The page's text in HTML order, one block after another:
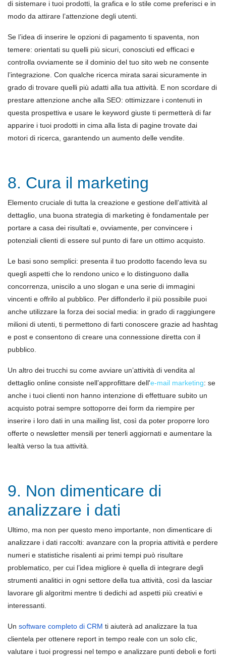
di sistemare i tuoi prodotti, la grafica e lo stile come preferisci e in
modo da attirare l’attenzione degli utenti.
Se l’idea di inserire le opzioni di pagamento ti spaventa, non
temere: orientati su quelli più sicuri, conosciuti ed efficaci e
controlla ovviamente se il dominio del tuo sito web ne consente
l’integrazione. Con qualche ricerca mirata sarai sicuramente in
grado di trovare quelli più adatti alla tua attività. E non scordare di
prestare attenzione anche alla SEO: ottimizzare i contenuti in
questa prospettiva e usare le keyword giuste ti permetterà di far
apparire i tuoi prodotti in cima alla lista di pagine trovate dai
motori di ricerca, garantendo un aumento delle vendite.
8. Cura il marketing
Elemento cruciale di tutta la creazione e gestione dell’attività al
dettaglio, una buona strategia di marketing è fondamentale per
portare a casa dei risultati e, ovviamente, per convincere i
potenziali clienti di essere sul punto di fare un ottimo acquisto.
Le basi sono semplici: presenta il tuo prodotto facendo leva su
quegli aspetti che lo rendono unico e lo distinguono dalla
concorrenza, uniscilo a uno slogan e una serie di immagini
vincenti e offrilo al pubblico. Per diffonderlo il più possibile puoi
anche utilizzare la forza dei social media: in grado di raggiungere
milioni di utenti, ti permettono di farti conoscere grazie ad hashtag
e post e consentono di creare una connessione diretta con il
pubblico.
Un altro dei trucchi su come avviare un’attività di vendita al
dettaglio online consiste nell’approfittare dell'e-mail marketing: se
anche i tuoi clienti non hanno intenzione di effettuare subito un
acquisto potrai sempre sottoporre dei form da riempire per
inserire i loro dati in una mailing list, così da poter proporre loro
offerte o newsletter mensili per tenerli aggiornati e aumentare la
lealtà verso la tua attività.
9. Non dimenticare di
analizzare i dati
Ultimo, ma non per questo meno importante, non dimenticare di
analizzare i dati raccolti: avanzare con la propria attività e perdere
numeri e statistiche risalenti ai primi tempi può risultare
problematico, per cui l’idea migliore è quella di integrare degli
strumenti analitici in ogni settore della tua attività, così da lasciar
lavorare gli algoritmi mentre ti dedichi ad aspetti più creativi e
interessanti.
Un software completo di CRM ti aiuterà ad analizzare la tua
clientela per ottenere report in tempo reale con un solo clic,
valutare i tuoi progressi nel tempo e analizzare punti deboli e forti